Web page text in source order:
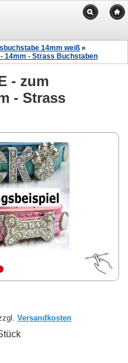
14mm weiß »
14mm - Strass Buchstaben
- zum
- Strass
Versandkosten